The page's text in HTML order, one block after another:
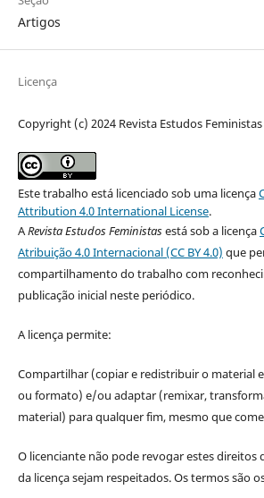
Artigos
Licença
Copyright (c) 2024 Revista Estudos Feministas
Este trabalho está licenciado sob uma licença
Attribution 4.0 International License.
ARevista Estudos Feministasestá sob a licença
Atribuição 4.0 Internacional (CC BY 4.0) que
compartilhamento do trabalho com
publicação inicial neste periódico.
A licença permite:
Compartilhar (copiar e redistribuir o material
ou formato) e/ou adaptar (remixar,
material) para qualquer fim, mesmo que
O licenciante não pode revogar estes direitos
da licença sejam respeitados. Os termos são